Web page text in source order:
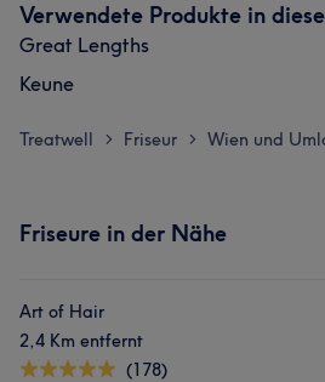
Verwendete Produkte in
Great Lengths
Keune
Treatwell > Friseur > Wien und
Friseure in der Nähe
Art of Hair
2,4 Km entfernt
(178)